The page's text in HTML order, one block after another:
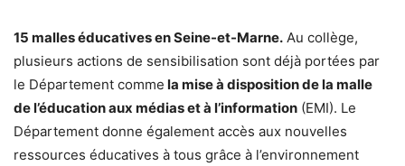
15 malles éducatives en Seine-et-Marne. Au collège,
plusieurs actions de sensibilisation sont déjà portées par
le Département comme la mise à disposition de la malle
de l’éducation aux médias et à l’information (EMI). Le
Département donne également accès aux nouvelles
ressources éducatives à tous grâce à l’environnement